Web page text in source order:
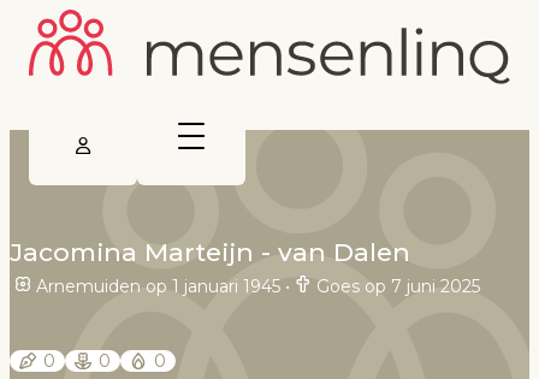
Jacomina Marteijn - van Dalen
Arnemuiden op 1 januari 1945 • Goes op 7 juni 2025
0 0 0